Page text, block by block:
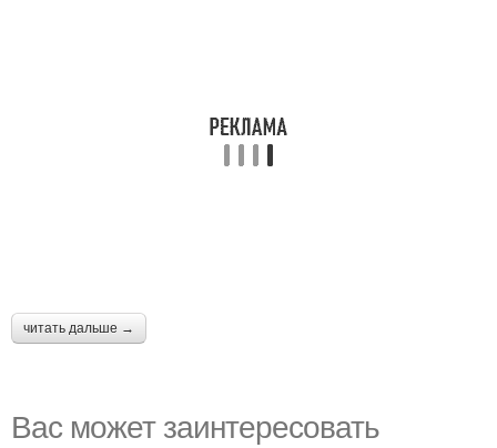
читать дальше →
Вас может заинтересовать